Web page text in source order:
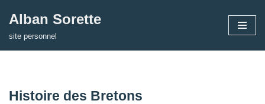
Aller
Alban Sorette
site personnel
Histoire des Bretons